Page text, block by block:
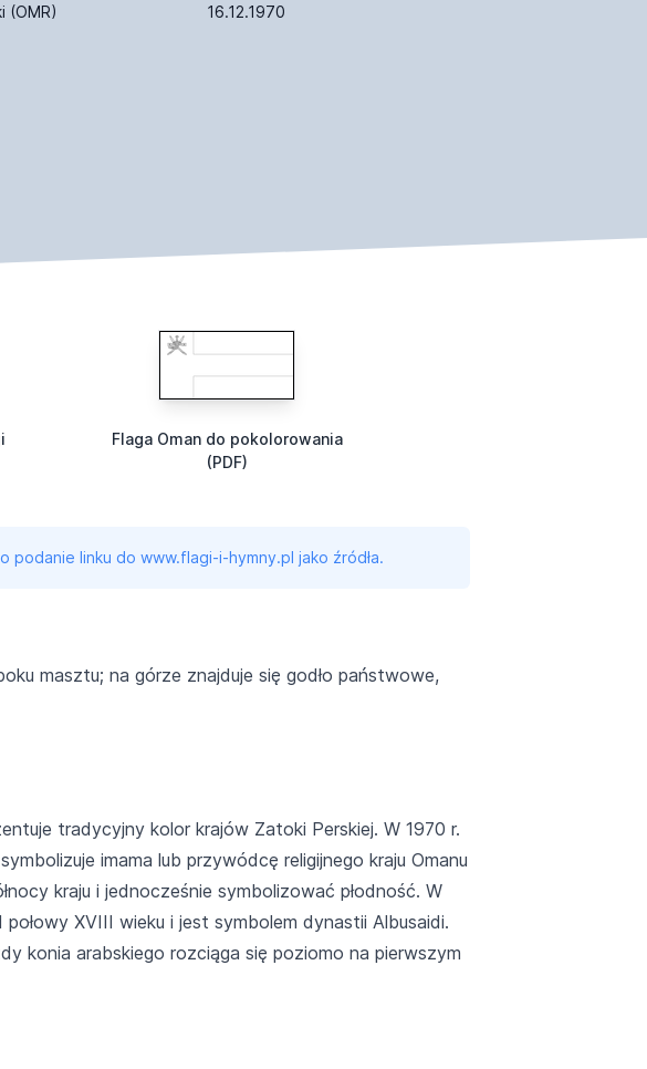
(OMR)
16.12.1970
Flaga Oman do pokolorowania
(PDF)
linku do www.flagi-i-hymny.pl jako źródła.
masztu; na górze znajduje się godło państwowe,
tradycyjny kolor krajów Zatoki Perskiej. W 1970 r.
imama lub przywódcę religijnego kraju Omanu
kraju i jednocześnie symbolizować płodność. W
XVIII wieku i jest symbolem dynastii Albusaidi.
konia arabskiego rozciąga się poziomo na pierwszym